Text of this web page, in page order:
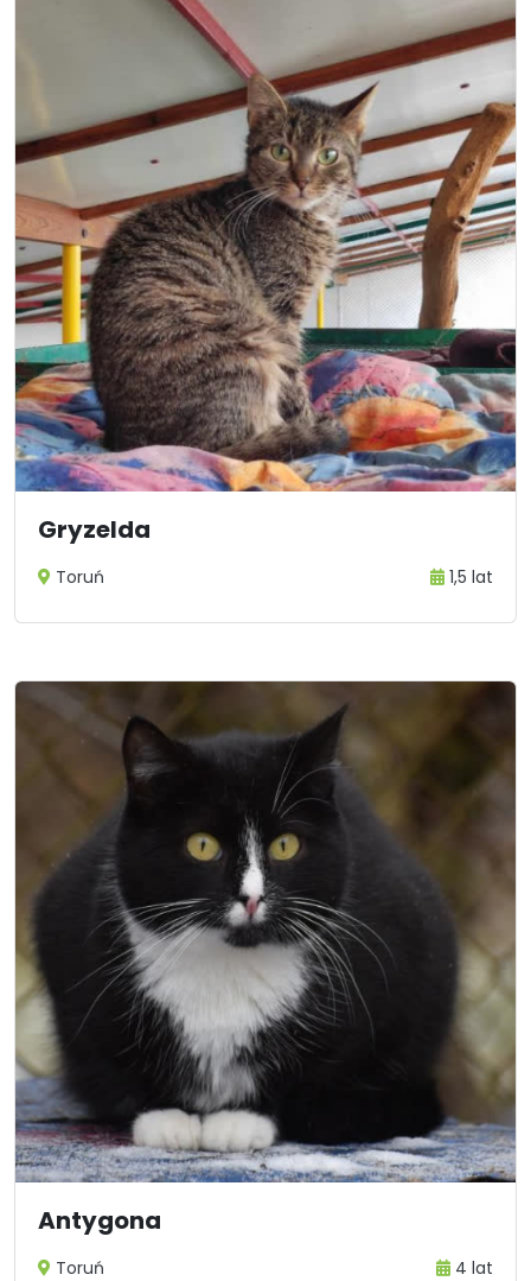
Gryzelda
Toruń 1,5 lat
Antygona
Toruń 4 lat